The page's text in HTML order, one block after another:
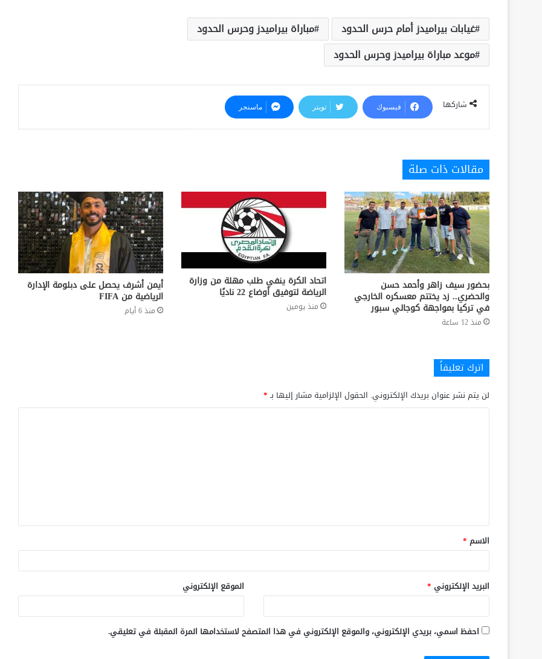
غيابات بيراميدز أمام حرس الحدود
مباراة بيراميدز وحرس الحدود
موعد مباراة بيراميدز وحرس الحدود
شاركها فيسبوك تويتر ماسنجر
مقالات ذات صلة
بحضور سيف زاهر وأحمد حسن
والحضري.. زد يختتم معسكره الخارجي
في تركيا بمواجهة كوجالي سبور
منذ 12 ساعة
اتحاد الكرة ينفي طلب مهلة من وزارة
الرياضة لتوفيق أوضاع 22 ناديًا
منذ يومين
أيمن أشرف يحصل على دبلومة الإدارة
الرياضية من FIFA
منذ 6 أيام
اترك تعليقاً
لن يتم نشر عنوان بريدك الإلكتروني. الحقول الإلزامية مشار إليها بـ*
الاسم *
البريد الإلكتروني * الموقع الإلكتروني
احفظ اسمي، بريدي الإلكتروني، والموقع الإلكتروني في هذا المتصفح لاستخدامها المرة المقبلة في تعليقي.